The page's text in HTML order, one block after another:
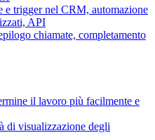
e trigger nel CRM, automazione
API
chiamate, completamento
il lavoro più facilmente e
di visualizzazione degli